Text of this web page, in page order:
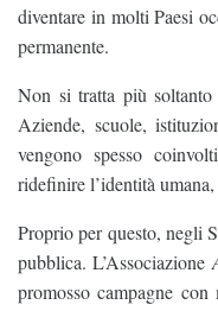
diventare in molti Paesi
permanente.
Non si tratta più
Aziende, scuole,
vengono spesso
ridefinire l’identità
Proprio per questo, negli
pubblica. L’Associazione
promosso campagne